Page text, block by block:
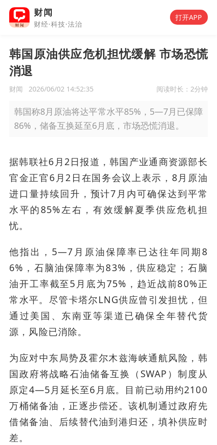
财闻
财经·科技·法治
打开APP
韩国原油供应危机担忧缓解 市场恐慌
消退
财闻 2026/06/02 14:52:35 阅读时长： 2分钟
韩国称8月原油将达平常水平85%，5—7月已保障
86%，储备互换延至6月底，市场恐慌消退。
据韩联社6月2日报道，韩国产业通商资源部长
官金正官6月2日在国务会议上表示，8月原油
进口量持续回升，预计7月内可确保达到平常
水平的85%左右，有效缓解夏季供应危机担
忧。
他指出，5—7月原油保障率已达往年同期8
6%，石脑油保障率为83%，供应稳定；石脑
油开工率截至5月底为75%，趋近战前80%正
常水平。尽管卡塔尔LNG供应曾引发担忧，但
通过美国、东南亚等渠道已确保全年替代货
源，风险已消除。
为应对中东局势及霍尔木兹海峡通航风险，韩
国政府将战略石油储备互换（SWAP）制度从
原定4—5月延长至6月底。目前已动用约2100
万桶储备油，正逐步偿还。该机制通过政府先
借储备油、后续替代油到港归还，填补供应时
差。